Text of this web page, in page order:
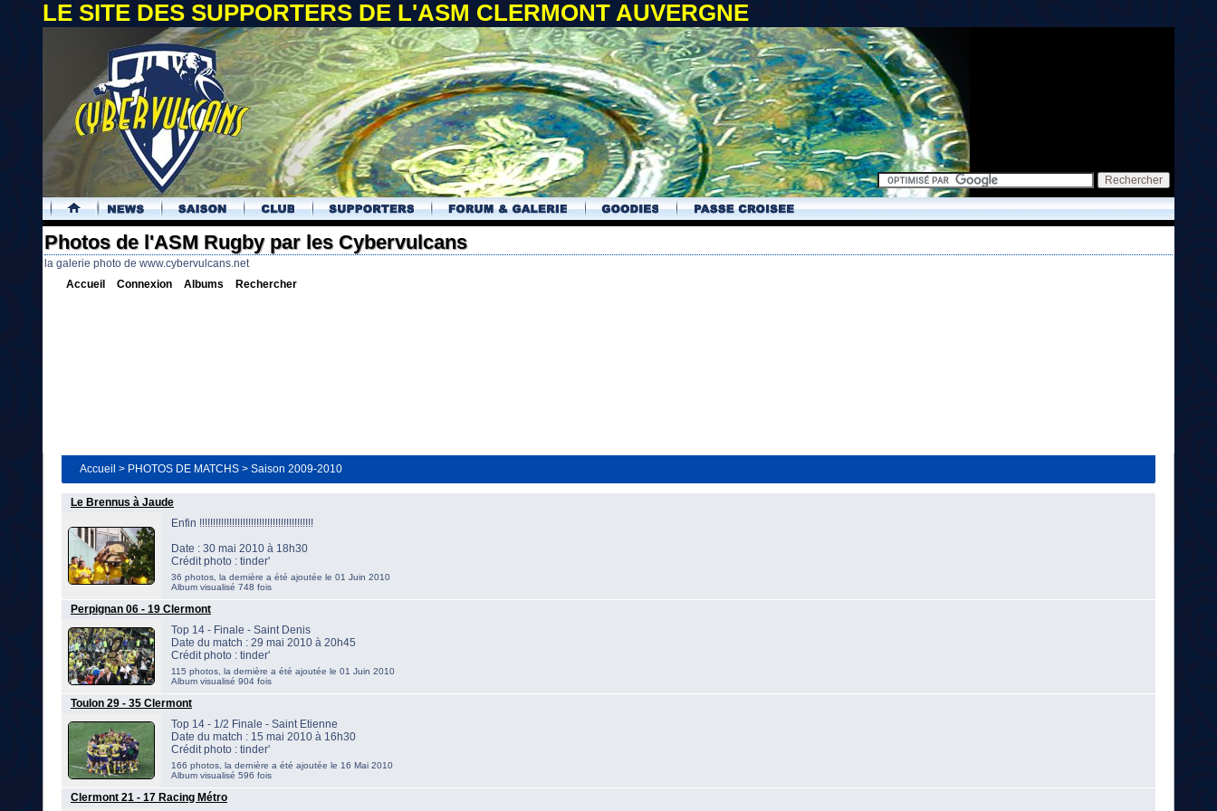
LE SITE DES SUPPORTERS DE L'ASM CLERMONT AUVERGNE
.
Photos de l'ASM Rugby par les Cybervulcans
la galerie photo de www.cybervulcans.net
Accueil Connexion Albums Rechercher
Accueil > PHOTOS DE MATCHS > Saison 2009-2010
Le Brennus à Jaude
Enfin !!!!!!!!!!!!!!!!!!!!!!!!!!!!!!!!!!!!!!!!!!
Date : 30 mai 2010 à 18h30
Crédit photo : tinder'
36 photos, la dernière a été ajoutée le 01 Juin 2010
Album visualisé 748 fois
Perpignan 06 - 19 Clermont
Top 14 - Finale - Saint Denis
Date du match : 29 mai 2010 à 20h45
Crédit photo : tinder'
115 photos, la dernière a été ajoutée le 01 Juin 2010
Album visualisé 904 fois
Toulon 29 - 35 Clermont
Top 14 - 1/2 Finale - Saint Etienne
Date du match : 15 mai 2010 à 16h30
Crédit photo : tinder'
166 photos, la dernière a été ajoutée le 16 Mai 2010
Album visualisé 596 fois
Clermont 21 - 17 Racing Métro